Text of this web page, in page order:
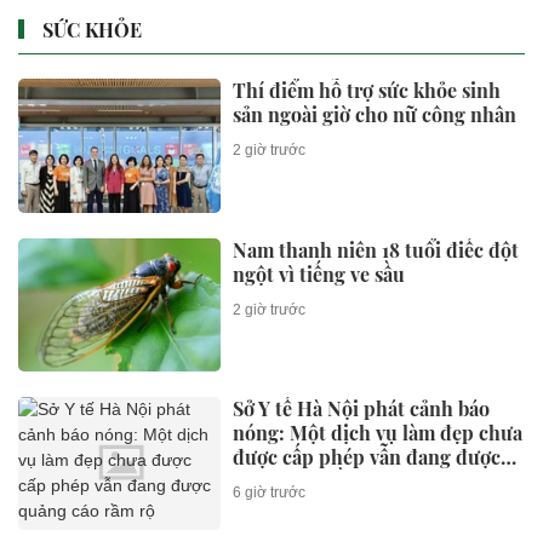
SỨC KHỎE
Thí điểm hỗ trợ sức khỏe sinh
sản ngoài giờ cho nữ công nhân
2 giờ trước
Nam thanh niên 18 tuổi điếc đột
ngột vì tiếng ve sầu
2 giờ trước
Sở Y tế Hà Nội phát cảnh báo
nóng: Một dịch vụ làm đẹp chưa
được cấp phép vẫn đang được
quảng cáo rầm rộ
6 giờ trước